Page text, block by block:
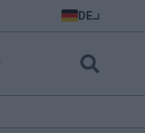
DE